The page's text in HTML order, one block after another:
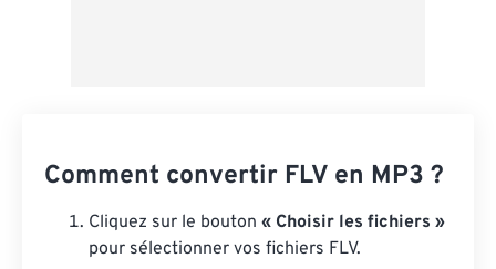
Comment convertir FLV en MP3 ?
Cliquez sur le bouton « Choisir les fichiers »
pour sélectionner vos fichiers FLV.